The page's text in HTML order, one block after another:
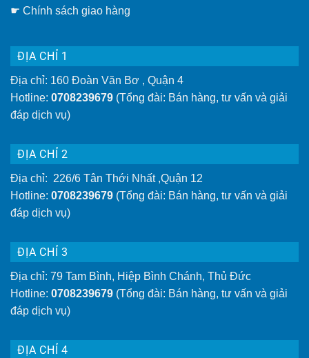
lợi
hơn
☛ Chính sách giao hàng
ĐỊA CHỈ 1
Địa chỉ: 160 Đoàn Văn Bơ , Quận 4
Hotline: 0708239679 (Tổng đài: Bán hàng, tư vấn và giải
đáp dịch vụ)
ĐỊA CHỈ 2
Địa chỉ: 226/6 Tân Thới Nhất ,Quận 12
Hotline: 0708239679 (Tổng đài: Bán hàng, tư vấn và giải
đáp dịch vụ)
ĐỊA CHỈ 3
Địa chỉ: 79 Tam Bình, Hiệp Bình Chánh, Thủ Đức
Hotline: 0708239679 (Tổng đài: Bán hàng, tư vấn và giải
đáp dịch vụ)
ĐỊA CHỈ 4